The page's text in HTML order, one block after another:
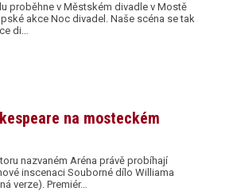
proběhne v Městském divadle v Mostě
akce Noc divadel. Naše scéna se tak
di…
na mosteckém
nazvaném Aréna právě probíhají
inscenaci Souborné dílo Williama
verze). Premiér…